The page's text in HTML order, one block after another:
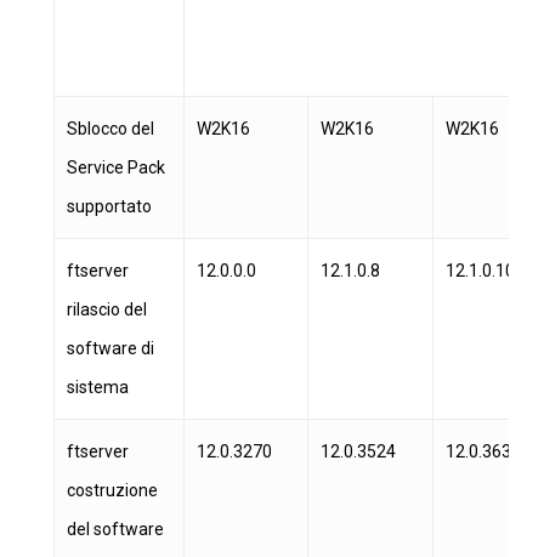
Sblocco del
Service Pack
supportato
W2K16 W2K16 W2K16
ftserver
rilascio del
software di
sistema
12.0.0.0 12.1.0.8 12.1.0.10
ftserver
costruzione
del software
12.0.3270 12.0.3524 12.0.3632